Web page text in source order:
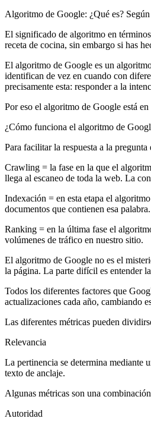
Algoritmo de Google: ¿Qué es?
El significado de algoritmo en
receta de cocina, sin embargo si has
El algoritmo de Google es un
identifican de vez en cuando con
precisamente esta: responder a la
Por eso el algoritmo de Google está
¿Cómo funciona el algoritmo de
Para facilitar la respuesta a la
Crawling = la fase en la que el
llega al escaneo de toda la web. La
Indexación = en esta etapa el
documentos que contienen esa palabra.
Ranking = en la última fase el
volúmenes de tráfico en nuestro sitio.
El algoritmo de Google no es el
la página. La parte difícil es entender
Todos los diferentes factores que
actualizaciones cada año, cambiando
Las diferentes métricas pueden
Relevancia
La pertinencia se determina mediante
texto de anclaje.
Algunas métricas son una
Autoridad